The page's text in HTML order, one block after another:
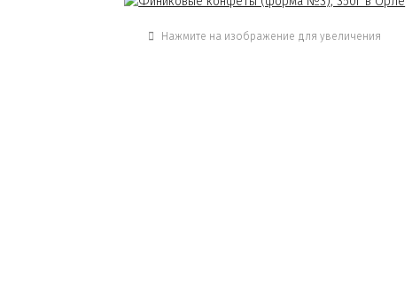
Нажмите на изображение для увеличения